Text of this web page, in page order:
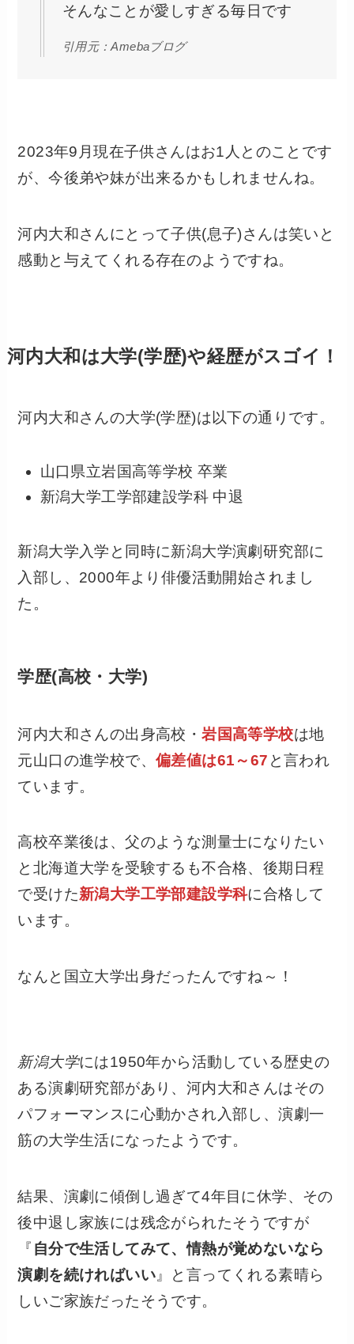
そんなことが愛しすぎる毎日です
引用元：Amebaブログ
2023年9月現在子供さんはお1人とのことです
が、今後弟や妹が出来るかもしれませんね。
河内大和さんにとって子供(息子)さんは笑いと
感動と与えてくれる存在のようですね。
河内大和は大学(学歴)や経歴がスゴイ！
河内大和さんの大学(学歴)は以下の通りです。
山口県立岩国高等学校 卒業
新潟大学工学部建設学科 中退
新潟大学入学と同時に新潟大学演劇研究部に
入部し、2000年より俳優活動開始されまし
た。
学歴(高校・大学)
河内大和さんの出身高校・岩国高等学校は地
元山口の進学校で、偏差値は61～67 と言われ
ています。
高校卒業後は、父のような測量士になりたい
と北海道大学を受験するも不合格、後期日程
で受けた新潟大学工学部建設学科に合格して
います。
なんと国立大学出身だったんですね～！
新潟大学には1950年から活動している歴史の
ある演劇研究部があり、河内大和さんはその
パフォーマンスに心動かされ入部し、演劇一
筋の大学生活になったようです。
結果、演劇に傾倒し過ぎて4年目に休学、その
後中退し家族には残念がられたそうですが
『 自分で生活してみて、情熱が覚めないなら
演劇を続ければいい 』と言ってくれる素晴ら
しいご家族だったそうです。